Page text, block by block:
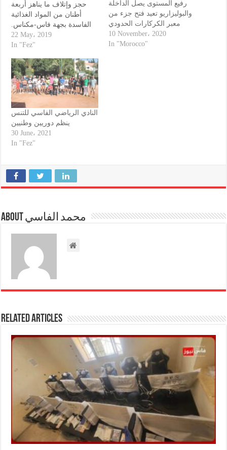
حجز وإتلاف ما يناهز أربعة
أطنان من المواد الغذائية
الفاسدة بجهة فاس-مكناس.
جاء ذلك في إطار إجراءات
المراقبة الصحية للمواد
يقوم بها المكتب خلال شهر
رمضان وذلك من أجل حماية
صحة المستهلك. وأفاد بيان
للمكتب بأنه أنجز ،…
22 May، 2019
In "Fez"
رفيع المستوى يصل الداخلة
والبوليزاريو تعيد فتح جزء من
معبر الكركارات الحدودي
10 November، 2020
In "Morocco"
النادي الرياضي الفاسي للتنس
ينظم دوريين وطنيين
30 June، 2021
In "Fez"
About محمد الفاسي
Related Articles